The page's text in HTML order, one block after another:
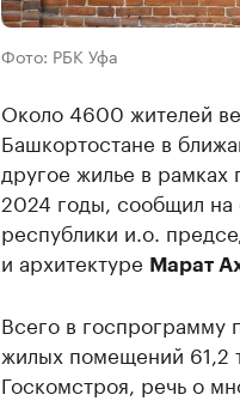
Фото: РБК Уфа
Около 4600 жителей
Башкортостане в
другое жилье в рамках
2024 годы, сообщил на
республики и.о.
и архитектуре Марат
Всего в
жилых помещений 61,2
Госкомстроя, речь о